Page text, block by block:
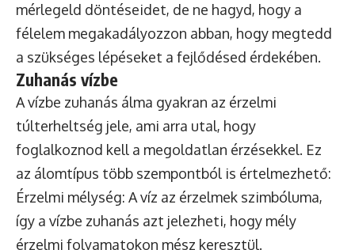
mérlegeld döntéseidet, de ne hagyd, hogy a
félelem megakadályozzon abban, hogy megtedd
a szükséges lépéseket a fejlődésed érdekében.
Zuhanás vízbe
A vízbe zuhanás álma gyakran az érzelmi
túlterheltség jele, ami arra utal, hogy
foglalkoznod kell a megoldatlan érzésekkel. Ez
az álomtípus több szempontból is értelmezhető:
Érzelmi mélység: A víz az érzelmek szimbóluma,
így a vízbe zuhanás azt jelezheti, hogy mély
érzelmi folyamatokon mész keresztül.